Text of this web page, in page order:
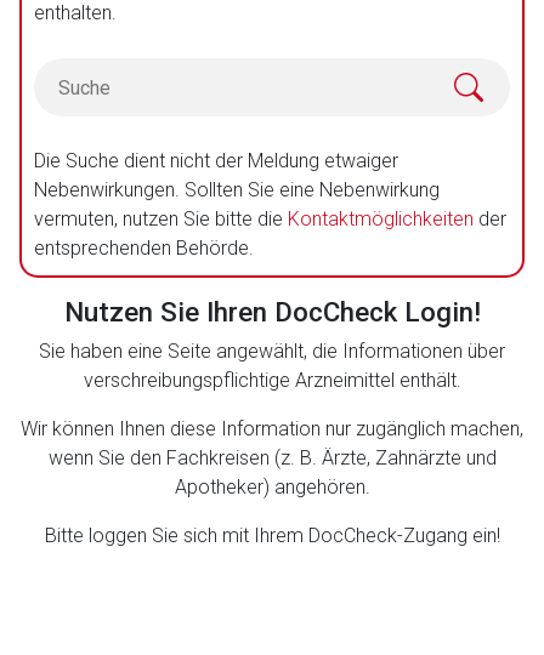
enthalten.
Die Suche dient nicht der Meldung etwaiger
Nebenwirkungen. Sollten Sie eine Nebenwirkung
vermuten, nutzen Sie bitte die Kontaktmöglichkeiten der
entsprechenden Behörde.
Nutzen Sie Ihren DocCheck Login!
Sie haben eine Seite angewählt, die Informationen über
verschreibungspflichtige Arzneimittel enthält.
Wir können Ihnen diese Information nur zugänglich machen,
wenn Sie den Fachkreisen (z. B. Ärzte, Zahnärzte und
Apotheker) angehören.
Bitte loggen Sie sich mit Ihrem DocCheck-Zugang ein!